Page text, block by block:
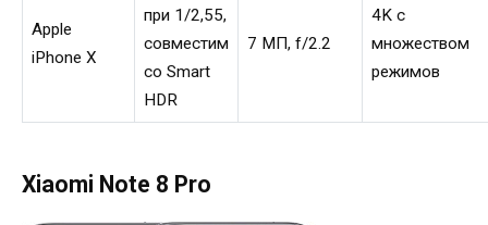
Apple
iPhone Х
при 1/2,55,
совместим
со Smart
HDR
7 МП, f/2.2
4K с
множеством
режимов
Xiaomi Note 8 Pro